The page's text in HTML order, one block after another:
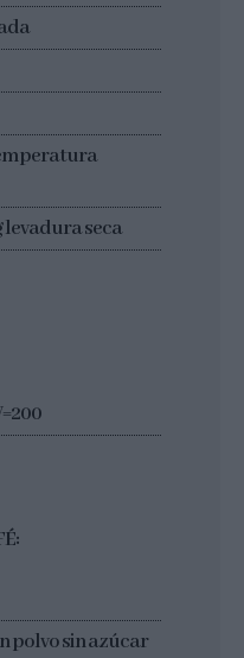
levadura seca
polvo sin azúcar